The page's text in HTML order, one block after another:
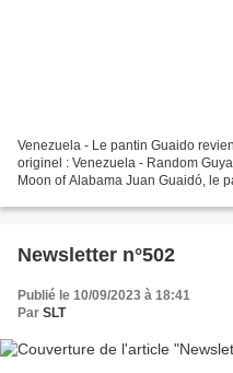
Venezuela - Le pantin Guaido
originel : Venezuela - Random
Moon of Alabama Juan Guaidó, le
Newsletter n°502
Publié le 10/09/2023 à 18:41
Par SLT